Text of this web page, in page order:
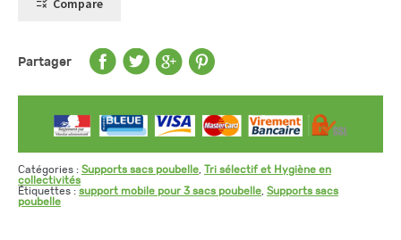
avecCompare
Partager
Catégories : Supports sacs poubelle
Tri sélectif et Hygiène en
collectivités
Étiquettes : support mobile pour 3 sacs poubelle Supports sacs
poubelle